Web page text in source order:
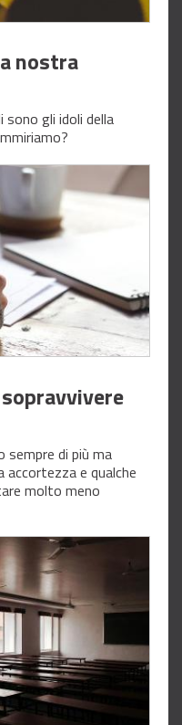
nostra
gli idoli della
sempre di più ma
accortezza e qualche
molto meno